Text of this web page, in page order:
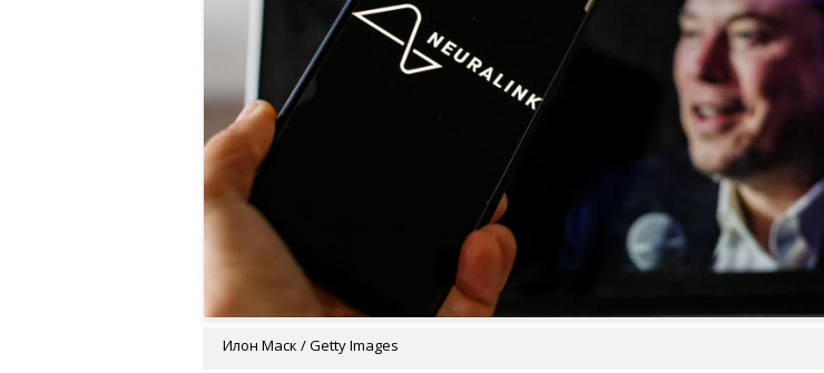
Илон Маск / Getty Images